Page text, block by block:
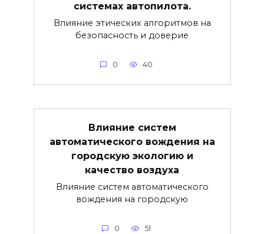
системах автопилота.
Влияние этических алгоритмов на
безопасность и доверие
0 40
Влияние систем
автоматического вождения на
городскую экологию и
качество воздуха
Влияние систем автоматического
вождения на городскую
0 51